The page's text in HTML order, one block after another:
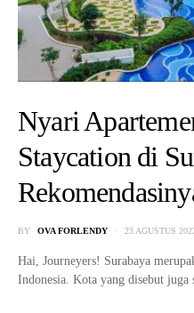
Nyari
Staycation di
BY OVA FORLENDY 23 AGUSTUS
Hai, Journeyers! Surabaya
Indonesia. Kota yang disebut